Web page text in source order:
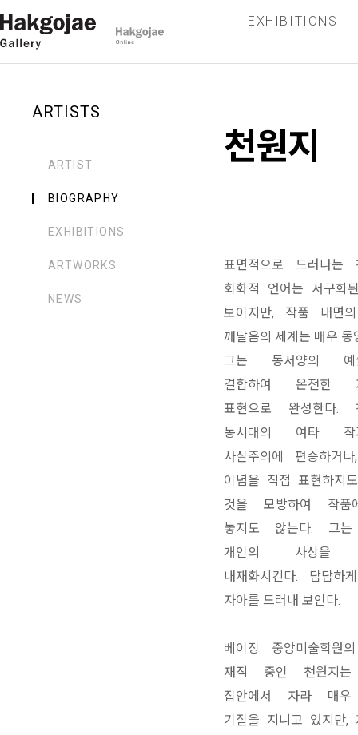
EXHIBITIONS
ARTISTS
ARTIST
BIOGRAPHY
EXHIBITIONS
ARTWORKS
NEWS
천원지
표면적으로 드러나는
회화적 언어는 서구화
보이지만, 작품 내면
깨달음의 세계는 매우 동
그는 동서양의 예
결합하여 온전한
표현으로 완성한다.
동시대의 여타 작
사실주의에 편승하거
이념을 직접 표현하지
것을 모방하여 작품
놓지도 않는다. 그
개인의 사상을
내재화시킨다. 담담하
자아를 드러내 보인다.
베이징 중앙미술학원
재직 중인 천원지는
집안에서 자라 매우
기질을 지니고 있지만,